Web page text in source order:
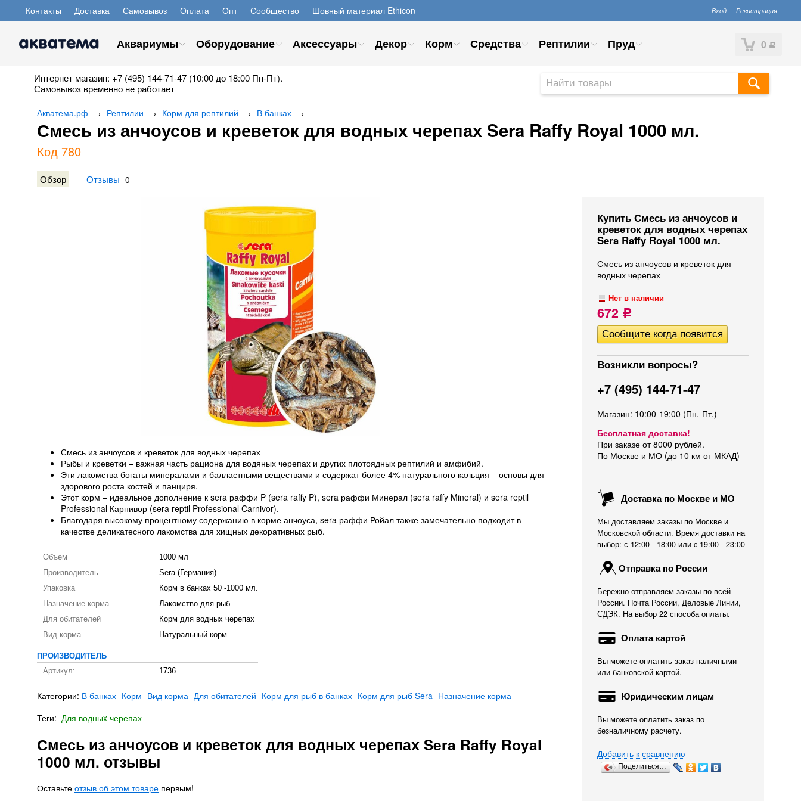
Контакты Доставка Самовывоз Оплата Опт Сообщество Шовный материал Ethicon Вход Регистрация
0 Р
Аквариумы Оборудование Аксессуары Декор Корм Средства Рептилии Пруд
Интернет магазин: +7 (495) 144-71-47 (10:00 до 18:00 Пн-Пт).
Самовывоз временно не работает
Акватема.рф → Рептилии → Корм для рептилий → В банках →
Смесь из анчоусов и креветок для водных черепах Sera Raffy Royal 1000 мл.
Код 780
Обзор Отзывы 0
Купить Смесь из анчоусов и
креветок для водных черепах
Sera Raffy Royal 1000 мл.
Смесь из анчоусов и креветок для
водных черепах
Нет в наличии
672 Р
Возникли вопросы?
+7 (495) 144-71-47
Магазин: 10:00-19:00 (Пн.-Пт.)
Бесплатная доставка!
При заказе от 8000 рублей.
По Москве и МО (до 10 км от МКАД)
Доставка по Москве и МО
Мы доставляем заказы по Москве и
Московской области. Время доставки на
выбор: с 12:00 - 18:00 или c 19:00 - 23:00
Отправка по России
Бережно отправляем заказы по всей
России. Почта России, Деловые Линии,
СДЭК. На выбор 22 способа оплаты.
Оплата картой
Вы можете оплатить заказ наличными
или банковской картой.
Юридическим лицам
Вы можете оплатить заказ по
безналичному расчету.
Добавить к сравнению
Поделиться…
Смесь из анчоусов и креветок для водных черепах
Рыбы и креветки – важная часть рациона для водяных черепах и других плотоядных рептилий и амфибий.
Эти лакомства богаты минералами и балластными веществами и содержат более 4% натурального кальция – основы для
здорового роста костей и панциря.
Этот корм – идеальное дополнение к sera раффи P (sera raffy P), sera раффи Минерал (sera raffy Mineral) и sera reptil
Professional Карнивор (sera reptil Professional Carnivor).
Благодаря высокому процентному содержанию в корме анчоуса, sera раффи Ройал также замечательно подходит в
качестве деликатесного лакомства для хищных декоративных рыб.
Объем
1000 мл
Производитель
Sera (Германия)
Упаковка
Корм в банках 50 -1000 мл.
Назначение корма
Лакомство для рыб
Для обитателей
Корм для водных черепах
Вид корма
Натуральный корм
ПРОИЗВОДИТЕЛЬ
Артикул:
1736
Категории: В банках Корм Вид корма Для обитателей Корм для рыб в банках Корм для рыб Sera Назначение корма
Теги: Для водныx черепах
Смесь из анчоусов и креветок для водных черепах Sera Raffy Royal
1000 мл. отзывы
Оставьте отзыв об этом товаре первым!